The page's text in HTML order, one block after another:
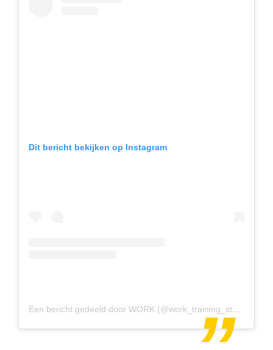
Dit bericht bekijken op Instagram
Een bericht gedeeld door WORK (@work_training_studio)